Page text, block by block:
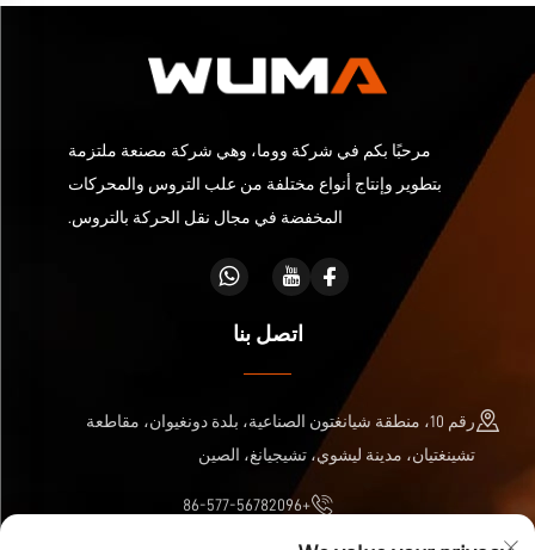
مرحبًا بكم في شركة ووما، وهي شركة مصنعة ملتزمة
بتطوير وإنتاج أنواع مختلفة من علب التروس والمحركات
المخفضة في مجال نقل الحركة بالتروس.
اتصل بنا
رقم 10، منطقة شيانغتون الصناعية، بلدة دونغيوان، مقاطعة
تشينغتيان، مدينة ليشوي، تشيجيانغ، الصين
+86-577-56782096